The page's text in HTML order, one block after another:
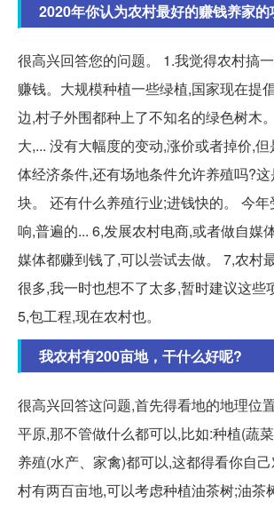
2020年你认为农村最好的赚钱养家
很高兴回答您的问题。 1.我觉得农村搞
赚钱。大规模种植一些绿植,国家现在提
边,村子外围都种上了不知名的绿色树木
大,... 没有大幅度的变动,涨价或者掉价,
体经济条件,还有场地条件允许养殖吗?
块。 还有什么养殖行业;进钱快的。 今
响,普遍的... 6,发展农村电商,或者做自媒
媒体都赚到钱了,可以尝试去做。 7,农村
很多,我一时也想不了太多,暂时建议这些
5,包工程,现在农村也。
我农村有200亩地，干什么好呢?
很高兴回答这问题,首先得看地的地理位
平原,那不管做什么都可以,比如:种植(蔬
养殖(水产、家禽)都可以,这都得看你自
村有两百亩地,可以考虑种植油茶树;油茶